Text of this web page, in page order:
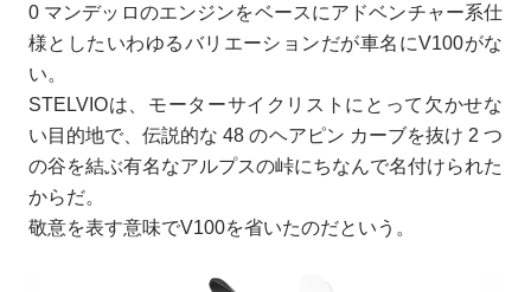
0 マンデッロのエンジンをベースにアドベンチャー系仕
様としたいわゆるバリエーションだが車名にV100がな
い。
STELVIOは、モーターサイクリストにとって欠かせな
い目的地で、伝説的な 48 のヘアピン カーブを抜け 2 つ
の谷を結ぶ有名なアルプスの峠にちなんで名付けられた
からだ。
敬意を表す意味でV100を省いたのだという。